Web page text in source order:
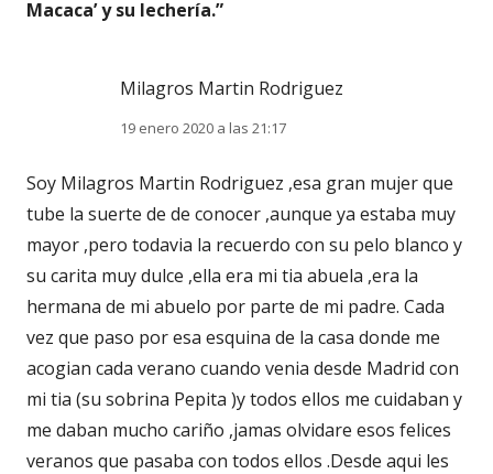
Macaca’ y su lechería.”
Milagros Martin Rodriguez
19 enero 2020 a las 21:17
Soy Milagros Martin Rodriguez ,esa gran mujer que
tube la suerte de de conocer ,aunque ya estaba muy
mayor ,pero todavia la recuerdo con su pelo blanco y
su carita muy dulce ,ella era mi tia abuela ,era la
hermana de mi abuelo por parte de mi padre. Cada
vez que paso por esa esquina de la casa donde me
acogian cada verano cuando venia desde Madrid con
mi tia (su sobrina Pepita )y todos ellos me cuidaban y
me daban mucho cariño ,jamas olvidare esos felices
veranos que pasaba con todos ellos .Desde aqui les